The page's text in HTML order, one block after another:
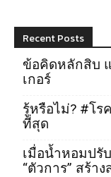
Recent Posts
ข้อคิดหลักสิบ
เกอร์
รู้หรือไม่? #โ
ที่สุด
เมื่อน้ำหอมปรั
“ตัวการ” สร้า